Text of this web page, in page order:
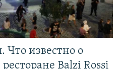
Что известно о
Balzi Rossi